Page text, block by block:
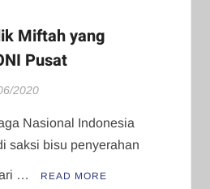
Miftah yang
Pusat
2020
Nasional Indonesia
saksi bisu penyerahan
… READ MORE